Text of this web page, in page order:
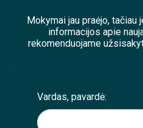
Mokymai jau praėjo,
informacijos apie
rekomenduojame
;
Vardas, pavardė: